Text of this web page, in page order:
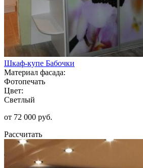
Шкаф-купе Бабочки
Материал фасада:
Фотопечать
Цвет:
Светлый
от 72 000 руб.
Рассчитать